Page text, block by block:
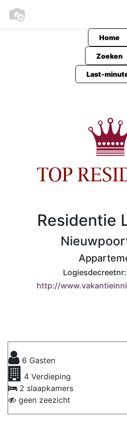
Home
Zoeken
Last-
Residentie
Logiesdecreetnr:
http://
6 Gasten
4 Verdieping
2 slaapkamers
geen zeezicht